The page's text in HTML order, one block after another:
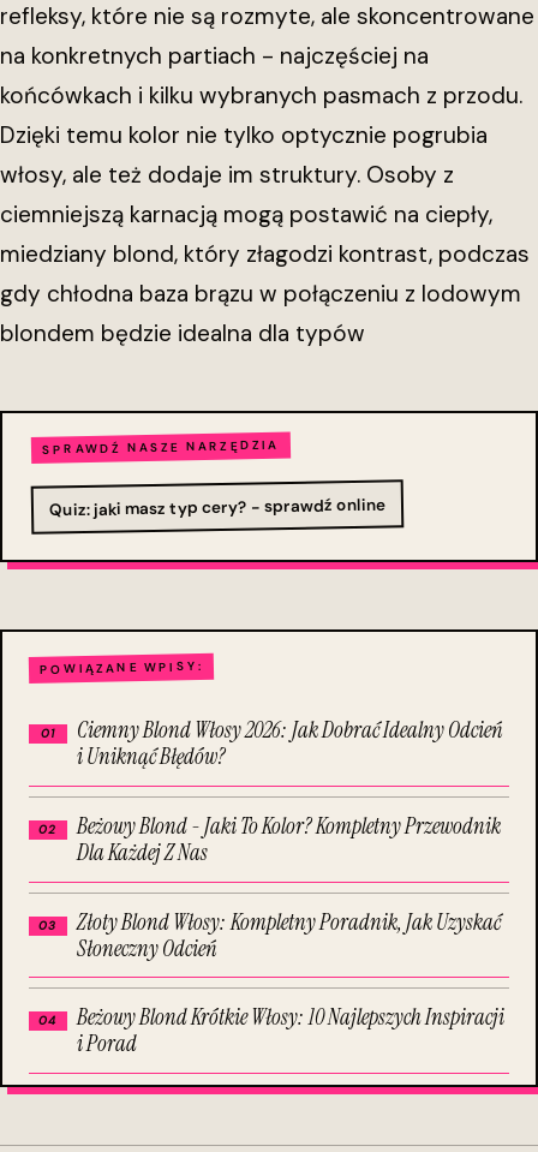
refleksy, które nie są rozmyte, ale skoncentrowane
na konkretnych partiach - najczęściej na
końcówkach i kilku wybranych pasmach z przodu.
Dzięki temu kolor nie tylko optycznie pogrubia
włosy, ale też dodaje im struktury. Osoby z
ciemniejszą karnacją mogą postawić na ciepły,
miedziany blond, który złagodzi kontrast, podczas
gdy chłodna baza brązu w połączeniu z lodowym
blondem będzie idealna dla typów
SPRAWDŹ NASZE NARZĘDZIA
Quiz: jaki masz typ cery? - sprawdź online
POWIĄZANE WPISY:
Ciemny Blond Włosy 2026: Jak Dobrać Idealny Odcień
i Uniknąć Błędów?
Beżowy Blond - Jaki To Kolor? Kompletny Przewodnik
Dla Każdej Z Nas
Złoty Blond Włosy: Kompletny Poradnik, Jak Uzyskać
Słoneczny Odcień
Beżowy Blond Krótkie Włosy: 10 Najlepszych Inspiracji
i Porad